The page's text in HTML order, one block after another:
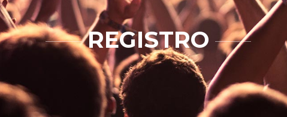
REGISTRO